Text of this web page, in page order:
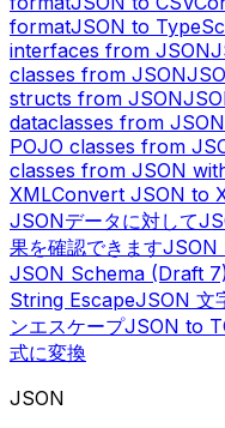
formatJSON to
interfaces from JSON
classes from JSON
structs from JSON
dataclasses from JSON
POJO classes from
classes from JSON
XMLConvert JSON to
JSONデータに対して
果を確認できますJSON
JSON Schema (Draft
String EscapeJSON 文
ンエスケープJSON to
式に変換
JSON